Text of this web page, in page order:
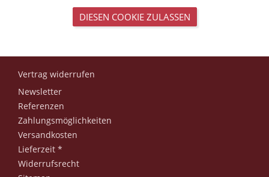
DIESEN COOKIE ZULASSEN
Vertrag widerrufen
Newsletter
Referenzen
Zahlungsmöglichkeiten
Versandkosten
Lieferzeit *
Widerrufsrecht